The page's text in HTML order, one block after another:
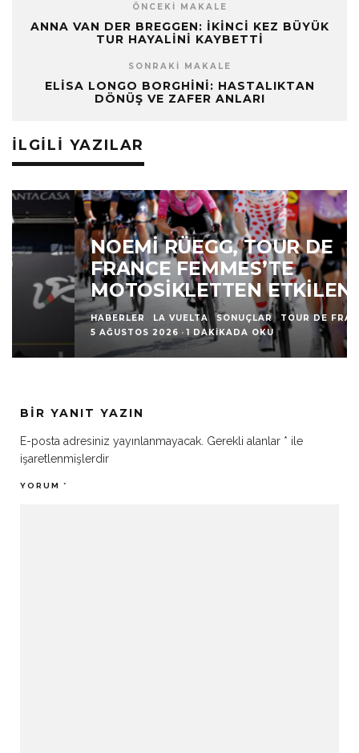
ÖNCEKI MAKALE
ANNA VAN DER BREGGEN: İKINCI KEZ BÜYÜK
TUR HAYALINI KAYBETTI
SONRAKI MAKALE
ELISA LONGO BORGHINI: HASTALIKTAN
DÖNÜŞ VE ZAFER ANLARI
İLGILI YAZILAR
NOEMI RÜEGG, TOUR DE
FRANCE FEMMES’TE
MOTOSIKLETTEN ETKILENDI
HABERLER LA VUELTA SONUÇLAR TOUR DE FRANCE ·
5 AĞUSTOS 2026 · 1 DAKIKADA OKU
BIR YANIT YAZIN
E-posta adresiniz yayınlanmayacak. Gerekli alanlar * ile
işaretlenmişlerdir
YORUM *